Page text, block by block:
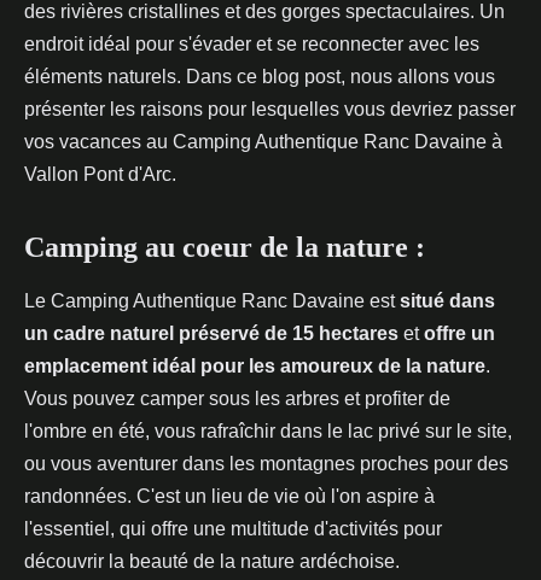
des rivières cristallines et des gorges spectaculaires. Un
endroit idéal pour s'évader et se reconnecter avec les
éléments naturels. Dans ce blog post, nous allons vous
présenter les raisons pour lesquelles vous devriez passer
vos vacances au Camping Authentique Ranc Davaine à
Vallon Pont d'Arc.
Camping au coeur de la nature :
Le Camping Authentique Ranc Davaine estsitué dans
un cadre naturel préservé de 15 hectares etoffre un
emplacement idéal pour les amoureux de la nature.
Vous pouvez camper sous les arbres et profiter de
l'ombre en été, vous rafraîchir dans le lac privé sur le site,
ou vous aventurer dans les montagnes proches pour des
randonnées. C'est un lieu de vie où l'on aspire à
l'essentiel, qui offre une multitude d'activités pour
découvrir la beauté de la nature ardéchoise.